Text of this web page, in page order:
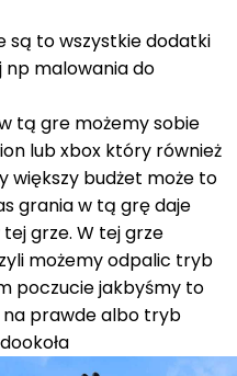
dodatki
np malowania do
3.49zł.
tą gre możemy sobie
lub xbox który również
większy budżet może to
grania w tą grę daje
grze. W tej grze
możemy odpalic tryb
poczucie jakbyśmy to
prawde albo tryb
dookoła